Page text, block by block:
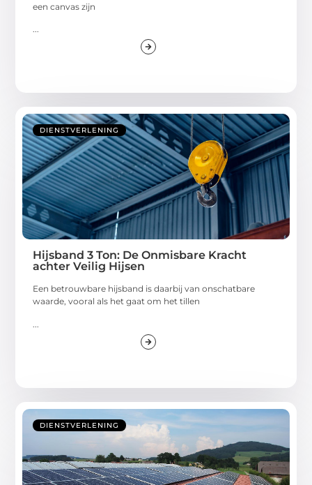
een canvas zijn
...
DIENSTVERLENING
Hijsband 3 Ton: De Onmisbare Kracht
achter Veilig Hijsen
Een betrouwbare hijsband is daarbij van onschatbare
waarde, vooral als het gaat om het tillen
DIENSTVERLENING